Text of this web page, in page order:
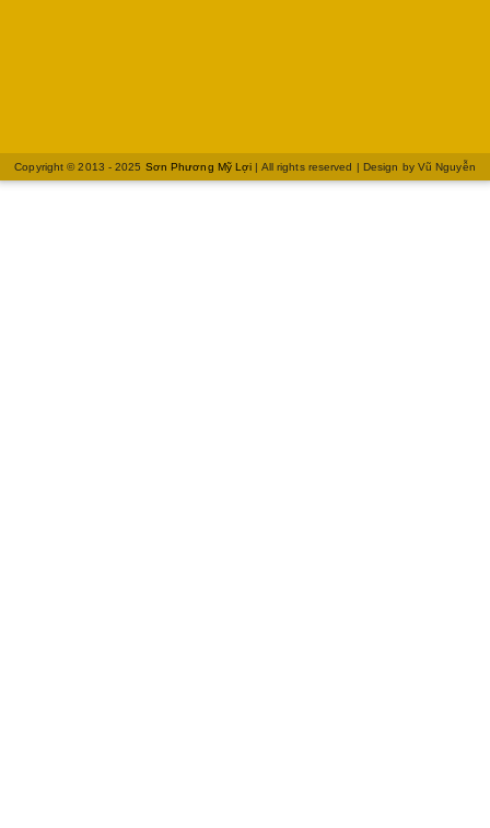
Copyright © 2013 - 2025 Sơn Phương Mỹ Lợi | All rights reserved | Design by Vũ Nguyễn